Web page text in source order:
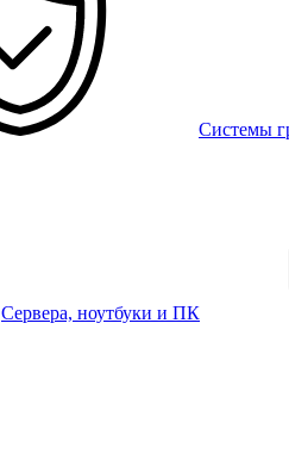
Системы
Сервера, ноутбуки и ПК